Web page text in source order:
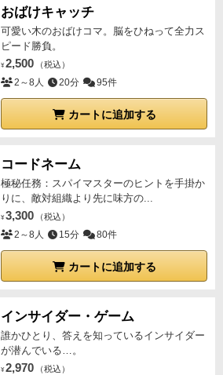
おばけキャッチ
可愛い木のおばけコマ。脳をひねって全力ス
ピード勝負。
¥ 2,500 （税込）
2～8人 20分 95件
カートに追加する
コードネーム
極秘任務：スパイマスターのヒントを手掛か
りに、敵対組織より先に味方の...
¥ 3,300 （税込）
2～8人 15分 80件
カートに追加する
インサイダー・ゲーム
誰かひとり、答えを知っているインサイダー
が潜んでいる…。
¥ 2,970 （税込）